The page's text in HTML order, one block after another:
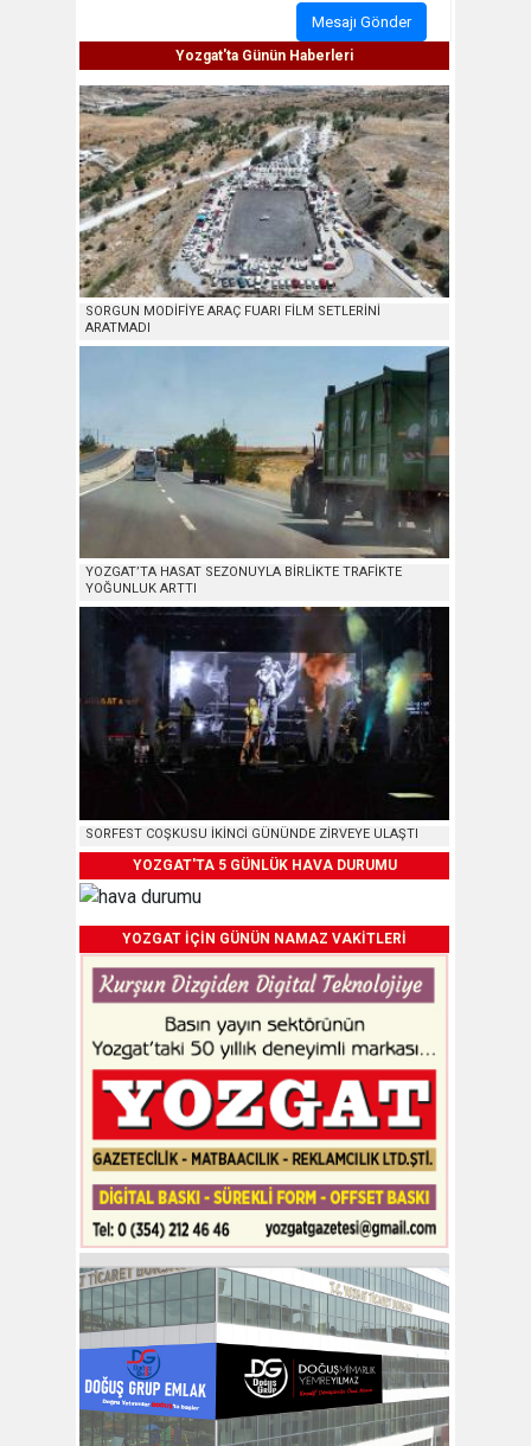
Mesajı Gönder
Yozgat'ta Günün Haberleri
SORGUN MODİFİYE ARAÇ FUARI FİLM SETLERİNİ
ARATMADI
YOZGAT’TA HASAT SEZONUYLA BİRLİKTE TRAFİKTE
YOĞUNLUK ARTTI
SORFEST COŞKUSU İKİNCİ GÜNÜNDE ZİRVEYE ULAŞTI
YOZGAT'TA 5 GÜNLÜK HAVA DURUMU
YOZGAT İÇİN GÜNÜN NAMAZ VAKİTLERİ